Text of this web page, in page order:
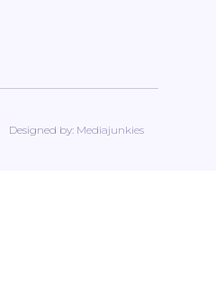
Designed by: Mediajunkies